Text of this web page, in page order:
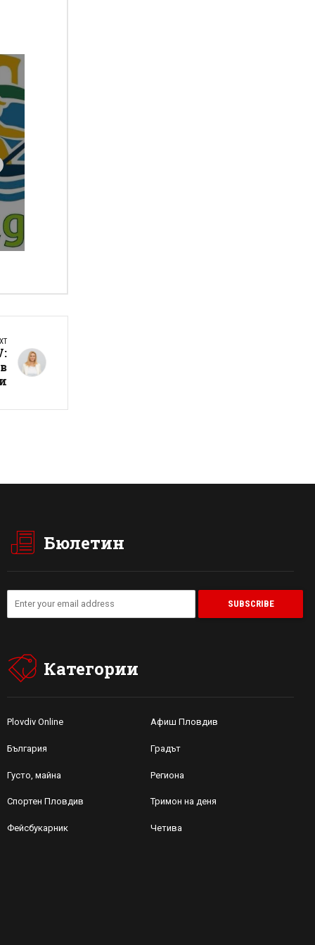
Бюлетин
Категории
Plovdiv Online Афиш Пловдив
България Градът
Густо, майна Региона
Спортен Пловдив Тримон на деня
Фейсбукарник Четива